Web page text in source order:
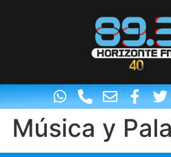
Música y